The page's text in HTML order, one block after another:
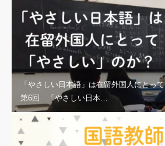
「やさしい日本語」は在留外国人にとっ
第6回 「やさしい日本…